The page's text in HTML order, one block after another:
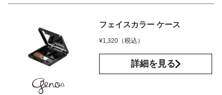
フェイスカラー ケース
¥1,320 （税込）
詳細を見る